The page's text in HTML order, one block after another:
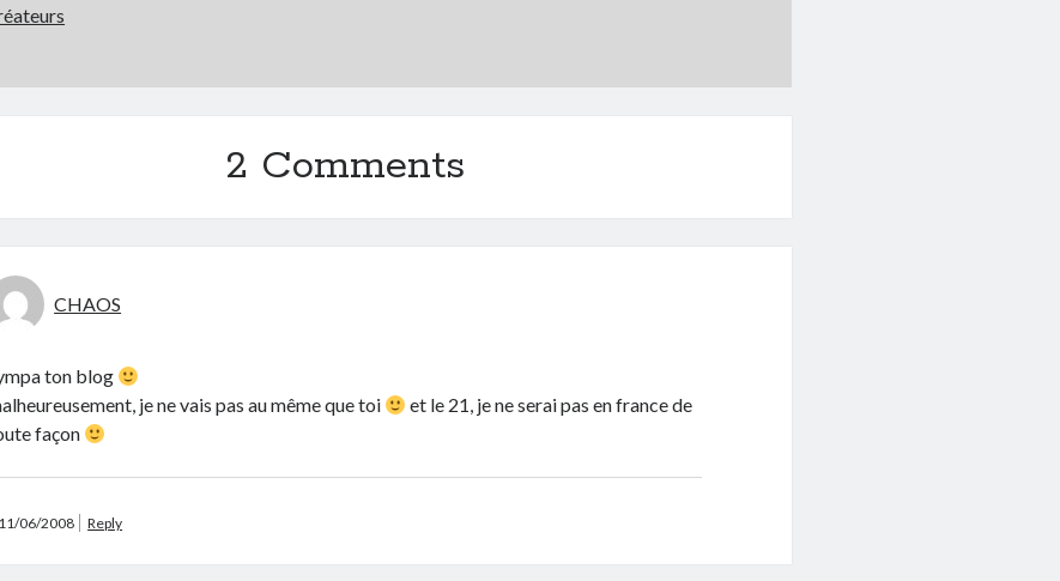
2 Comments
CHAOS
ton blog
je ne vais pas au même que toi
et le 21, je ne serai pas en france de
façon
11/06/2008 Reply